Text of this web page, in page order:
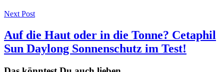
Next Post
Auf die Haut oder in die Tonne? Cetaphil
Sun Daylong Sonnenschutz im Test!